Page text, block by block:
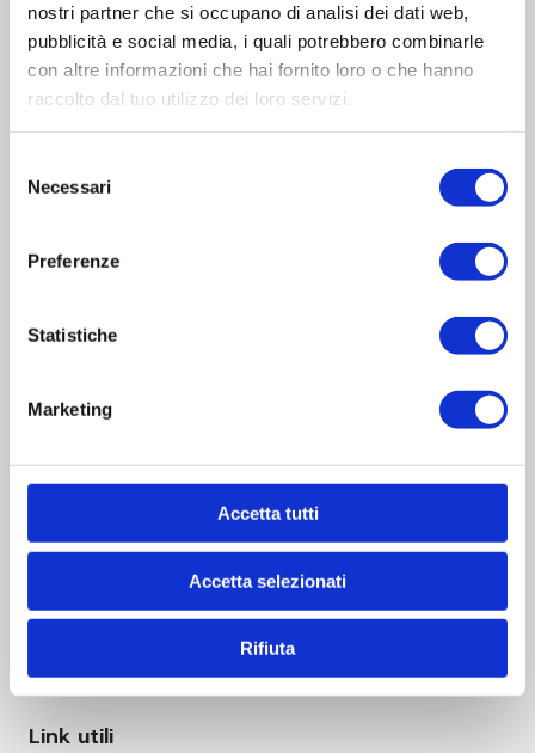
nostri partner che si occupano di analisi dei dati web,
pubblicità e social media, i quali potrebbero combinarle
con altre informazioni che hai fornito loro o che hanno
raccolto dal tuo utilizzo dei loro servizi.
delNecessari
Preferenze
Statistiche
Marketing
Accetta tutti
Accetta selezionati
Rifiuta
Sede Operativa
Via Sanguine, 11
(Mantova) Italia
Sede Legale
42045 Luzzara
Azienda
Centri assistenza
Faq
Contatti
Link utili